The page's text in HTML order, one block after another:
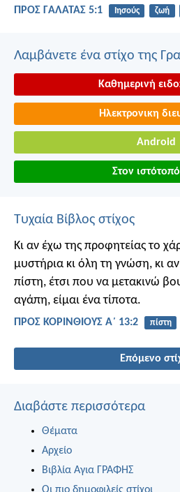
ΠΡΟΣ ΓΑΛΑΤΑΣ 5:1 Ιησούς ζωή
Λαμβάνετε ένα στίχο της
Καθημερινή
Ηλεκτρονικη
Android
Στον
Τυχαία Βίβλος στίχος
Κι αν έχω της προφητείας το
μυστήρια κι όλη τη γνώση, κι
πίστη, έτσι που να μετακινώ
αγάπη, είμαι ένα τίποτα.
ΠΡΟΣ ΚΟΡΙΝΘΙΟΥΣ Α΄ 13:2 πίστη
Επόμενο
Διαβάστε περισσότερα
Θέματα
Αρχείο
Βιβλία Αγια ΓΡΑΦΗΣ